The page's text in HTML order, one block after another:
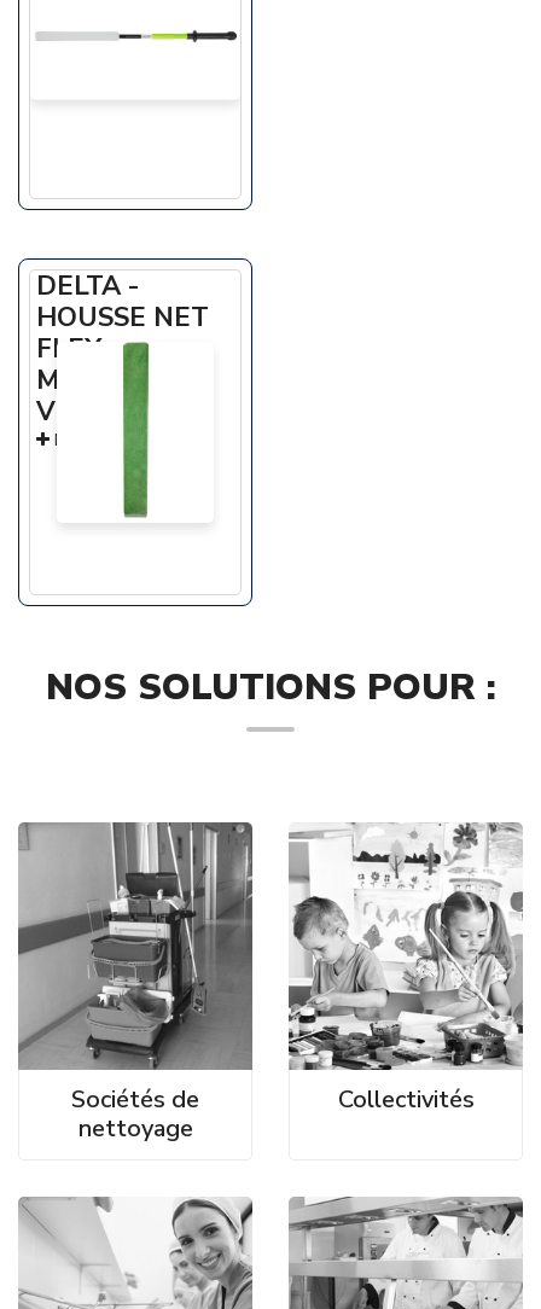
DELTA -
HOUSSE NET
FLEX
MICROFIBRE
VERTE
En savoir +
NOS SOLUTIONS POUR :
Sociétés de
nettoyage
Collectivités